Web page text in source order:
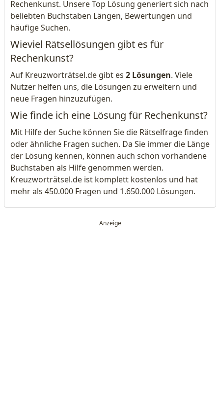
Rechenkunst. Unsere Top Lösung generiert sich nach
beliebten Buchstaben Längen, Bewertungen und
häufige Suchen.
Wieviel Rätsellösungen gibt es für
Rechenkunst?
Auf Kreuzworträtsel.de gibt es 2 Lösungen. Viele
Nutzer helfen uns, die Lösungen zu erweitern und
neue Fragen hinzuzufügen.
Wie finde ich eine Lösung für Rechenkunst?
Mit Hilfe der Suche können Sie die Rätselfrage finden
oder ähnliche Fragen suchen. Da Sie immer die Länge
der Lösung kennen, können auch schon vorhandene
Buchstaben als Hilfe genommen werden.
Kreuzworträtsel.de ist komplett kostenlos und hat
mehr als 450.000 Fragen und 1.650.000 Lösungen.